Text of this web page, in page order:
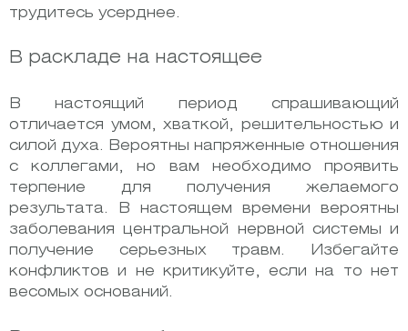
трудитесь усерднее.
В раскладе на настоящее
В настоящий период спрашивающий
отличается умом, хваткой, решительностью и
силой духа. Вероятны напряженные отношения
с коллегами, но вам необходимо проявить
терпение для получения желаемого
результата. В настоящем времени вероятны
заболевания центральной нервной системы и
получение серьезных травм. Избегайте
конфликтов и не критикуйте, если на то нет
весомых оснований.